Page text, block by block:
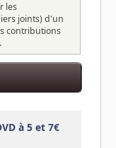
les
joints) d'un
contributions
à 5 et 7€